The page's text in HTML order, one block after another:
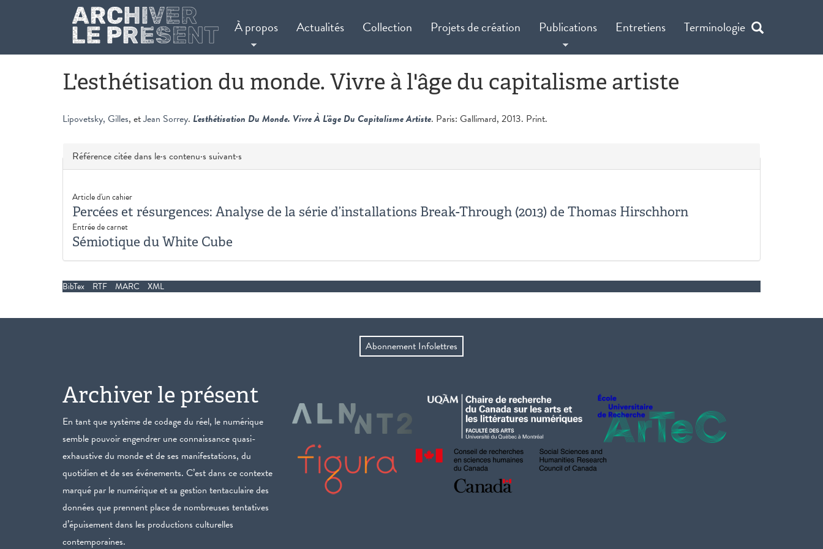
Aller au contenu principal
À propos Actualités Collection Projets de création Publications Entretiens Terminologie
L'esthétisation du monde. Vivre à l'âge du capitalisme artiste
Lipovetsky, Gilles, etJean Sorrey. L'esthétisation Du Monde. Vivre À L'âge Du Capitalisme Artiste. Paris: Gallimard, 2013. Print.
Masquer
Référence citée dans le·s contenu·s suivant·s
Article d'un cahier
Percées et résurgences: Analyse de la série d’installations Break-Through (2013) de Thomas Hirschhorn
Entrée de carnet
Sémiotique du White Cube
BibTex RTF MARC XML
Abonnement Infolettres
Archiver le présent
En tant que système de codage du réel, le numérique
semble pouvoir engendrer une connaissance quasi-
exhaustive du monde et de ses manifestations, du
quotidien et de ses événements. C’est dans ce contexte
marqué par le numérique et sa gestion tentaculaire des
données que prennent place de nombreuses tentatives
d’épuisement dans les productions culturelles
contemporaines.